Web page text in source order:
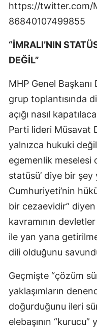
https://twitter.com/
86840107499855
“İMRALI’NIN
DEĞİL”
MHP Genel
grup toplantısında
açığı nasıl
Parti lideri Müsavat
yalnızca hukuki
egemenlik meselesi
statüsü’ diye bir
Cumhuriyeti’nin
bir cezaevidir”
kavramının
ile yan yana
dili olduğunu
Geçmişte “çözüm
yaklaşımların
doğurduğunu ileri
elebaşının